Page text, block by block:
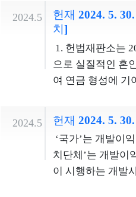
변호인이 피의사
자신의 의견 등을
경우가 있다. 변
내용의 진술은 수
성된 &lsquo;피의
거능력을 가질 수
&lsquo;피의자의
진술서 등&rsquo;
는 경우에 변호인
수행하는 방법으
줄 것을 요구할 구
다. 복무기관조항
국한하였을 뿐, 대
체적인 업무 내용
하게 된다 하더라
기간보다 어느 정
강도를 현역복무
나 그보다 더 무겁
로 국가의 안전보
는 헌법적 법익을
체복무에는 군사
제외되어 있으므
하여 복무기관을
해 줄 것을 요구할
는다. 복무기관조
에 국한하였을 뿐,
구체적인 업무 내
라고 정의하고 있
법의 목적을 ‘선박
과 재산을 보호’
또한 선박안전법
는 동안 받아야
격기준을 충족하
의 결함이 존재한
신고의무조항의 ‘
‘선박안전법에서
2024.5
헌재 2024. 5.
치]
1. 헌법재판소는
으로 실질적인 혼
여 연금 형성에 기
항이 노령연금 수
므로 헌법에 합치
다(헌재 2015헌바
결정’이라 한다).
2024.5 헌재 2024. 5.
‘국가’는 개발이
치단체’는 개발이
이 시행하는 개발